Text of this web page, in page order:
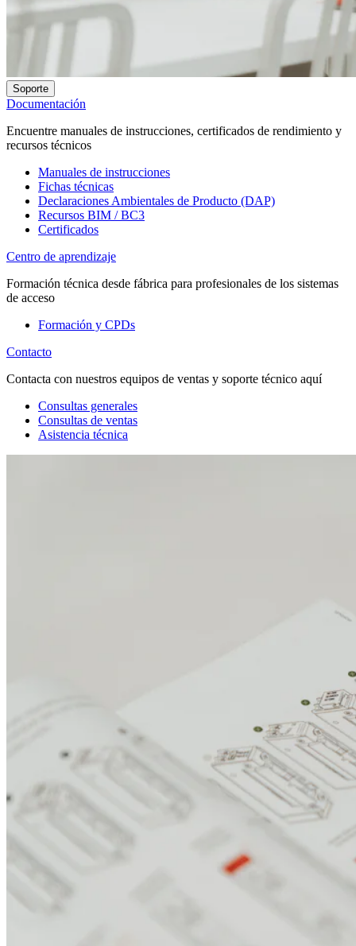
Soporte
Documentación
Encuentre manuales de instrucciones, certificados de rendimiento y
recursos técnicos
Manuales de instrucciones
Fichas técnicas
Declaraciones Ambientales de Producto (DAP)
Recursos BIM / BC3
Certificados
Centro de aprendizaje
Formación técnica desde fábrica para profesionales de los sistemas
de acceso
Formación y CPDs
Contacto
Contacta con nuestros equipos de ventas y soporte técnico aquí
Consultas generales
Consultas de ventas
Asistencia técnica